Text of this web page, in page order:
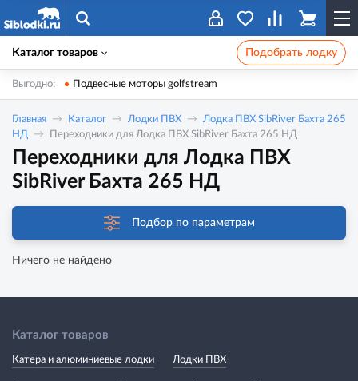
Каталог товаров Подобрать лодку
Выгодно: Подвесные моторы golfstream
Главная Каталог Лодки ПВХ
Лодка ПВХ SibRiver Бахта 265
НД
Переходники для Лодка ПВХ SibRiver Бахта 265 НД
Переходники для Лодка ПВХ
SibRiver Бахта 265 НД
Подбор по параметрам
Ничего не найдено
Каталог товаров
Катера и алюминиевые лодки Лодки ПВХ